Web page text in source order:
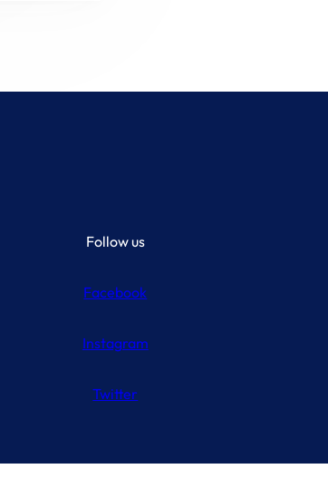
Follow us
Facebook
Instagram
Twitter